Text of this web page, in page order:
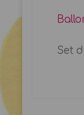
Set